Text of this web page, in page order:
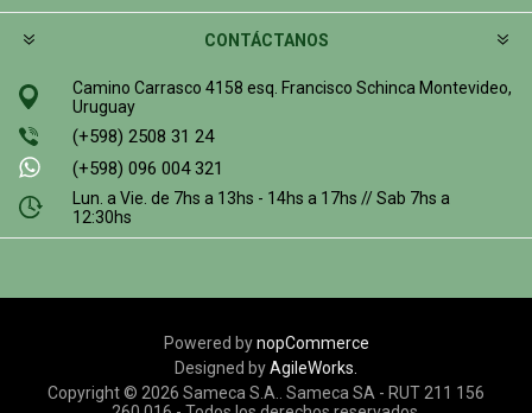
CONTÁCTANOS
Camino Carrasco 4158 esq. Francisco Schinca Montevideo,
Uruguay
(+598) 2508 31 24
(+598) 096 004 321
Lun. a Vie. de 7hs a 13hs - 14hs a 17hs // Sab 7hs a
12:30hs
Powered bynopCommerce
Designed byAgileWorks.
Copyright © 2026 Sameca S.A.. Sameca SA - RUT 211 156